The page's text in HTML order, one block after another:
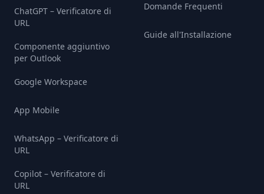
ChatGPT – Verificatore di
URL
Componente aggiuntivo
per Outlook
Google Workspace
App Mobile
WhatsApp – Verificatore di
URL
Copilot – Verificatore di
URL
Domande Frequenti
Guide all'Installazione